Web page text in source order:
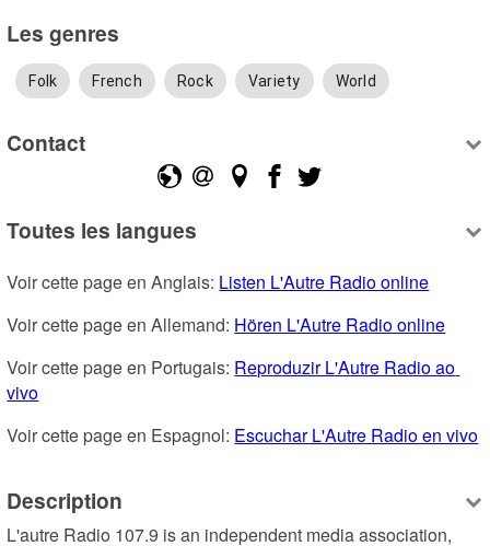
Les genres
Folk French Rock Variety World
Contact
Toutes les langues
Voir cette page en Anglais: Listen L'Autre Radio online
Voir cette page en Allemand: Hören L'Autre Radio online
Voir cette page en Portugais: Reproduzir L'Autre Radio ao
vivo
Voir cette page en Espagnol: Escuchar L'Autre Radio en vivo
Description
L'autre Radio 107.9 is an independent media association,